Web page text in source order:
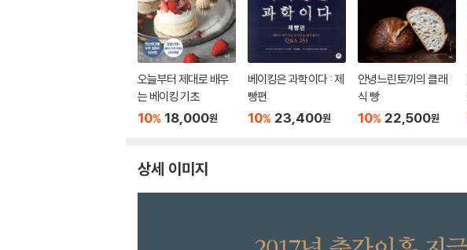
오늘부터 제대로 배우
는 베이킹 기초
10% 18,000원
베이킹은 과학이다 : 제
빵편
10% 23,400원
안녕느린토끼의 클래
식 빵
10% 22,500원
상세 이미지